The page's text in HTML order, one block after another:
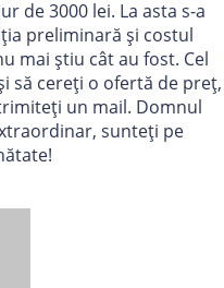
de 3000 lei. La asta s-a
preliminară și costul
mai știu cât au fost. Cel
să cereți o ofertă de preț,
un mail. Domnul
sunteți pe